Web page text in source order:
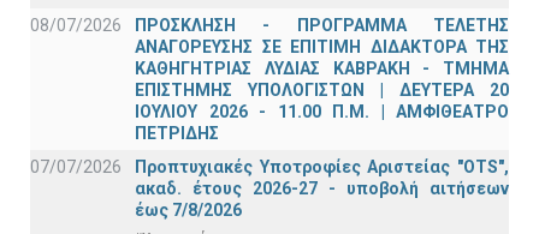
08/07/2026
ΠΡΟΣΚΛΗΣΗ - ΠΡΟΓΡΑΜΜΑ ΤΕΛΕΤΗΣ
ΑΝΑΓΟΡΕΥΣΗΣ ΣΕ ΕΠΙΤΙΜΗ ΔΙΔΑΚΤΟΡΑ ΤΗΣ
ΚΑΘΗΓΗΤΡΙΑΣ ΛΥΔΙΑΣ ΚΑΒΡΑΚΗ - ΤΜΗΜΑ
ΕΠΙΣΤΗΜΗΣ ΥΠΟΛΟΓΙΣΤΩΝ | ΔΕΥΤΕΡΑ 20
ΙΟΥΛΙΟΥ 2026 - 11.00 Π.Μ. | ΑΜΦΙΘΕΑΤΡΟ
ΠΕΤΡΙΔΗΣ
07/07/2026
Προπτυχιακές Υποτροφίες Αριστείας "OTS",
ακαδ. έτους 2026-27 - υποβολή αιτήσεων
έως 7/8/2026